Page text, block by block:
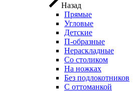
Назад
Прямые
Угловые
Детские
П-образные
Нераскладные
Со столиком
На ножках
Без подлокотников
С оттоманкой